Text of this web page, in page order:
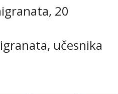
20
učesnika